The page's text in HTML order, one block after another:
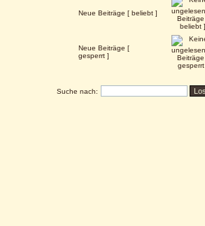
Neue Beiträge [ beliebt ]
Neue Beiträge [
gesperrt ]
Suche nach: